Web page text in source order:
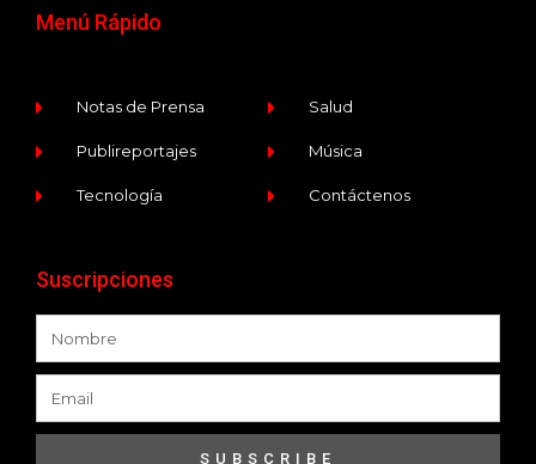
Menú Rápido
Notas de Prensa
Publireportajes
Tecnología
Salud
Música
Contáctenos
Suscripciones
SUBSCRIBE